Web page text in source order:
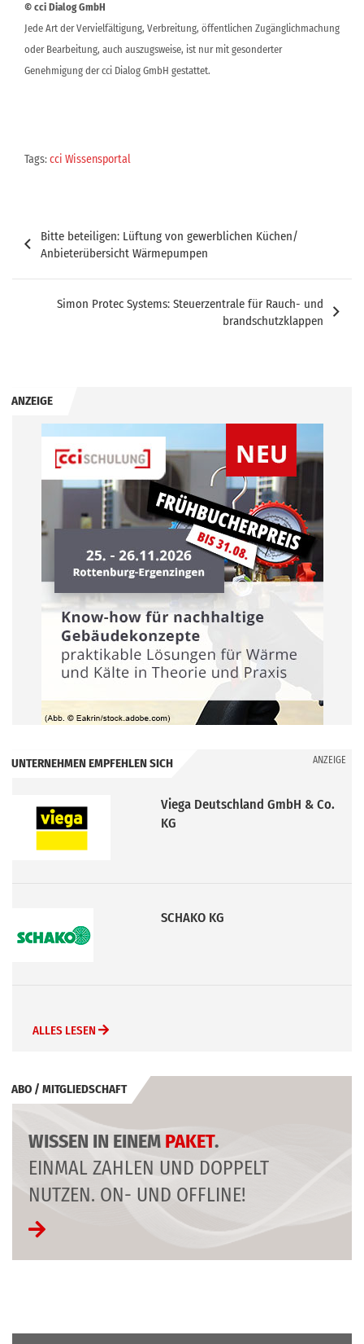
© cci Dialog GmbH
Jede Art der Vervielfältigung, Verbreitung, öffentlichen Zugänglichmachung
oder Bearbeitung, auch auszugsweise, ist nur mit gesonderter
Genehmigung der cci Dialog GmbH gestattet.
Tags:cci Wissensportal
Beitragsnavigation
Bitte beteiligen: Lüftung von gewerblichen Küchen/
Anbieterübersicht Wärmepumpen
Simon Protec Systems: Steuerzentrale für Rauch- und
brandschutzklappen
ANZEIGE
UNTERNEHMEN EMPFEHLEN SICH ANZEIGE
Viega Deutschland GmbH & Co.
KG
SCHAKO KG
ALLES LESEN
ABO / MITGLIEDSCHAFT
WISSEN IN EINEM PAKET.
EINMAL ZAHLEN UND DOPPELT
NUTZEN. ON- UND OFFLINE!